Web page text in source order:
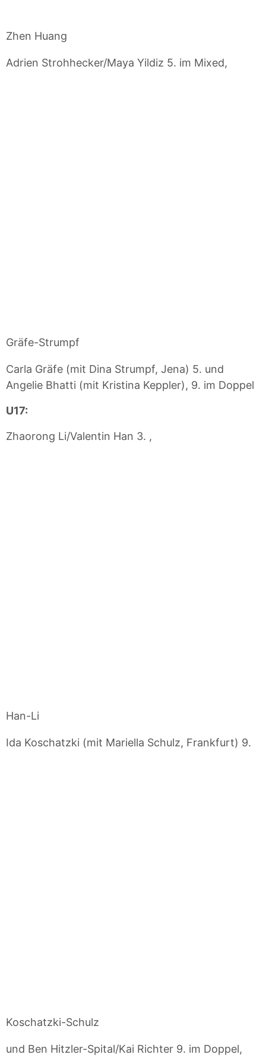
Zhen Huang
Adrien Strohhecker/Maya Yildiz 5. im Mixed,
Gräfe-Strumpf
Carla Gräfe (mit Dina Strumpf, Jena) 5. und
Angelie Bhatti (mit Kristina Keppler), 9. im Doppel
U17:
Zhaorong Li/Valentin Han 3. ,
Han-Li
Ida Koschatzki (mit Mariella Schulz, Frankfurt) 9.
Koschatzki-Schulz
und Ben Hitzler-Spital/Kai Richter 9. im Doppel,